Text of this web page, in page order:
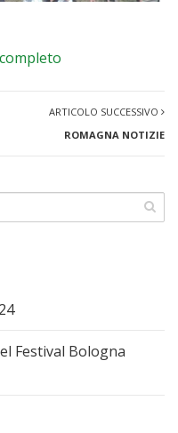
ARTICOLO SUCCESSIVO
ROMAGNA NOTIZIE
Festival Bologna